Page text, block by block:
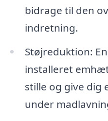
bidrage til den
indretning.
Støjreduktion:
installeret
stille og give dig
under